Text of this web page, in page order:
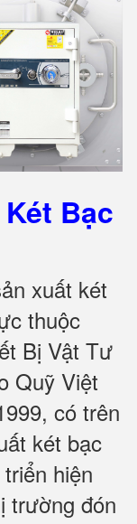
Bạc
xuất két
thuộc
Bị Vật Tư
Quỹ Việt
có trên
két bạc
hiện
trường đón